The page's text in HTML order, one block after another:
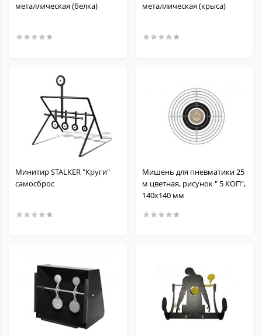
металлическая (белка)
металлическая (крыса)
Минитир STALKER "Круги"
самосброс
Мишень для пневматики 25
м цветная, рисунок " 5 КОП",
140х140 мм